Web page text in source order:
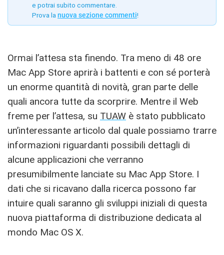
e potrai subito commentare.
Prova la nuova sezione commenti!
Ormai l’attesa sta finendo. Tra meno di 48 ore
Mac App Store aprirà i battenti e con sé porterà
un enorme quantità di novità, gran parte delle
quali ancora tutte da scorprire. Mentre il Web
freme per l’attesa, su TUAW è stato pubblicato
un’interessante articolo dal quale possiamo trarre
informazioni riguardanti possibili dettagli di
alcune applicazioni che verranno
presumibilmente lanciate su Mac App Store. I
dati che si ricavano dalla ricerca possono far
intuire quali saranno gli sviluppi iniziali di questa
nuova piattaforma di distribuzione dedicata al
mondo Mac OS X.